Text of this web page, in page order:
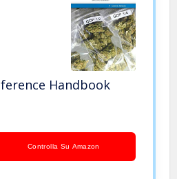
Handbook
Controlla Su Amazon